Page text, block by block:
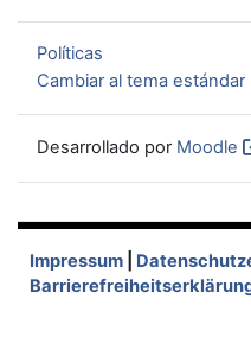
Políticas
Cambiar al tema estándar
Desarrollado por Moodle
Impressum